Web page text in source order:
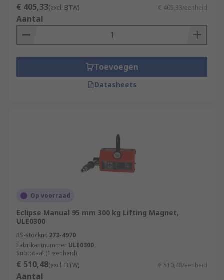
€ 405,33(excl. BTW) € 405,33/eenheid
Aantal
Toevoegen
Datasheets
Op voorraad
Eclipse Manual 95 mm 300 kg Lifting Magnet,
ULE0300
RS-stocknr. 273-4970
Fabrikantnummer ULE0300
Subtotaal (1 eenheid)
€ 510,48(excl. BTW) € 510,48/eenheid
Aantal